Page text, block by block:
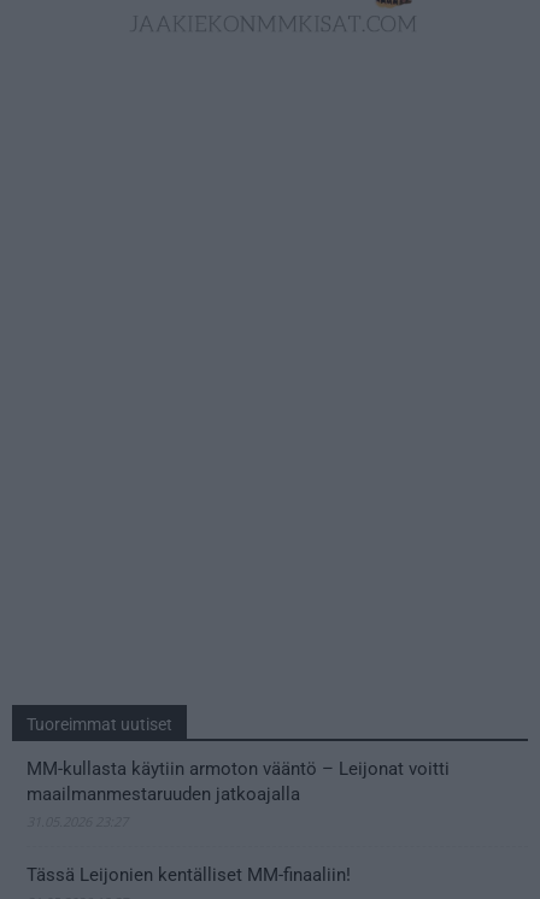
Tuoreimmat uutiset
MM-kullasta käytiin armoton vääntö – Leijonat voitti
maailmanmestaruuden jatkoajalla
Tässä Leijonien kentälliset MM-finaaliin!